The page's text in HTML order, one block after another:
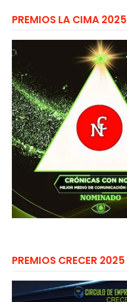
PREMIOS LA CIMA 2025
PREMIOS CRECER 2025